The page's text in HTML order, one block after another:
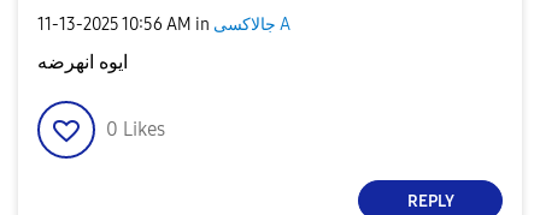
‎11-13-202510:56 AM in جالاكسى A
ايوه انهرضه
0 Likes
REPLY